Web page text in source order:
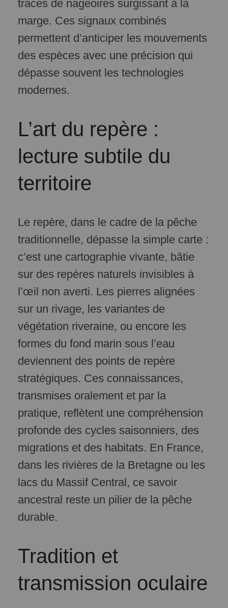
traces de nageoires surgissant à la
marge. Ces signaux combinés
permettent d’anticiper les mouvements
des espèces avec une précision qui
dépasse souvent les technologies
modernes.
L’art du repère :
lecture subtile du
territoire
Le repère, dans le cadre de la pêche
traditionnelle, dépasse la simple carte :
c’est une cartographie vivante, bâtie
sur des repères naturels invisibles à
l’œil non averti. Les pierres alignées
sur un rivage, les variantes de
végétation riveraine, ou encore les
formes du fond marin sous l’eau
deviennent des points de repère
stratégiques. Ces connaissances,
transmises oralement et par la
pratique, reflètent une compréhension
profonde des cycles saisonniers, des
migrations et des habitats. En France,
dans les rivières de la Bretagne ou les
lacs du Massif Central, ce savoir
ancestral reste un pilier de la pêche
durable.
Tradition et
transmission oculaire